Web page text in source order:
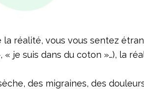
réalité, vous vous sentez
« je suis dans du coton »…), la
des migraines, des